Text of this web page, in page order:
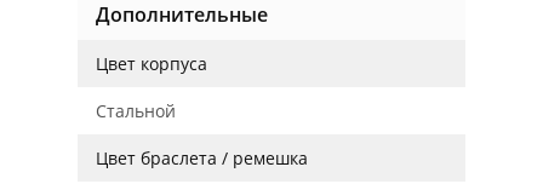
Дополнительные
Цвет корпуса
Стальной
Цвет браслета / ремешка